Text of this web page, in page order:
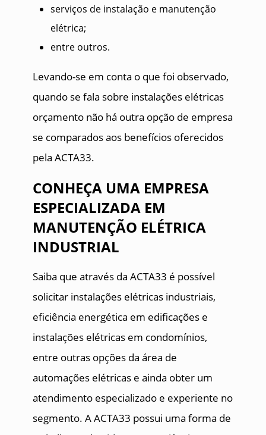
serviços de instalação e manutenção
elétrica;
entre outros.
Levando-se em conta o que foi observado,
quando se fala sobre instalações elétricas
orçamento não há outra opção de empresa
se comparados aos benefícios oferecidos
pela ACTA33.
CONHEÇA UMA EMPRESA
ESPECIALIZADA EM
MANUTENÇÃO ELÉTRICA
INDUSTRIAL
Saiba que através da ACTA33 é possível
solicitar instalações elétricas industriais,
eficiência energética em edificações e
instalações elétricas em condomínios,
entre outras opções da área de
automações elétricas e ainda obter um
atendimento especializado e experiente no
segmento. A ACTA33 possui uma forma de